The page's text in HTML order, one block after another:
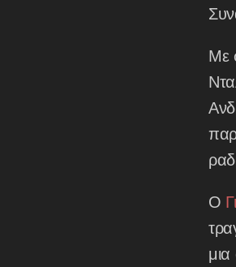
Με
Ο